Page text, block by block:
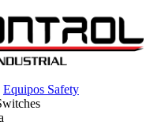
Equipos Safety